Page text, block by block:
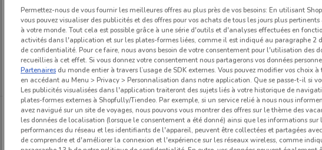
Permettez-nous de vous fournir les meilleures offres au plus près de vos besoins: En utilisant
vous pouvez visualiser des publicités et des offres pour vos achats de tous les jours plus pertinents
à votre monde. Tout cela est possible grâce à une série d'outils et d'analyses effectuées en
activités dans l'application et sur les plates-formes liées, comme il est indiqué au paragraphe 2
de confidentialité. Pour ce faire, nous avons besoin de votre consentement pour l'utilisation des
recueillies à cet effet. Si vous donnez votre consentement nous partagerons vos données
Partenaires du monde entier à travers l’usage de SDK externes. Vous pouvez modifier vos choix
en accédant au Menu > Privacy > Personnalisation dans notre application. Que se passe-t-il si
Les publicités visualisées dans l'application traiteront des sujets liés à votre historique de
plates-formes externes à Shopfully/Tiendeo. Par exemple, si un service relié à nous nous
avez navigué sur un site de voyages, nous pouvons vous montrer des offres sur le thème des
les données de localisation (lorsque le consentement a été donné) ainsi que les informations sur
performances du réseau et les identifiants de l'appareil, peuvent être collectées et partagées
de comprendre et d'améliorer la connexion et l'expérience sur les réseaux wireless, comme